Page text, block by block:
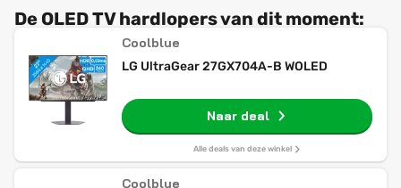
De OLED TV hardlopers van dit moment:
Coolblue
LG UltraGear 27GX704A-B WOLED
Naar deal
Alle deals van deze winkel
Coolblue